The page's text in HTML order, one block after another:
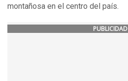
montañosa en el centro del país.
PUBLICIDAD